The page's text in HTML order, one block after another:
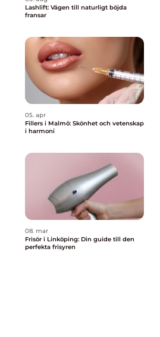
Lashlift: Vägen till naturligt böjda
fransar
05. apr
Fillers i Malmö: Skönhet och vetenskap
i harmoni
08. mar
Frisör i Linköping: Din guide till den
perfekta frisyren